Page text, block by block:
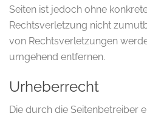
Seiten ist jedoch ohne
Rechtsverletzung nicht
von Rechtsverletzungen
umgehend entfernen.
Urheberrecht
Die durch die Seitenbetreiber